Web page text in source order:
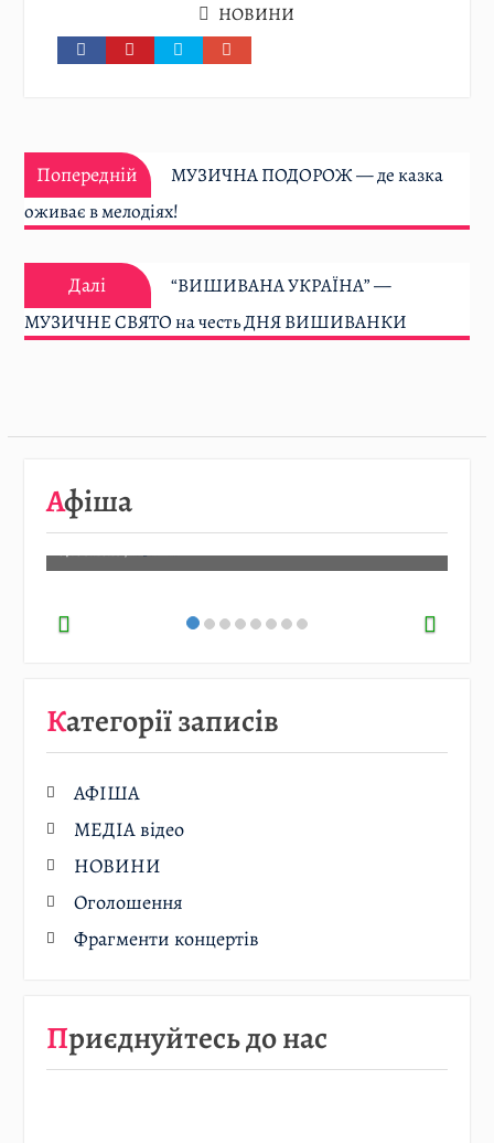
НОВИНИ
Навігація
записів
Попередній Попередній:
МУЗИЧНА ПОДОРОЖ — де казка
оживає в мелодіях!
Далі Далі:
“ВИШИВАНА УКРАЇНА” —
МУЗИЧНЕ СВЯТО на честь ДНЯ ВИШИВАНКИ
Афіша
08.08
Детальніше…
Категорії записів
АФІША
МЕДІА відео
НОВИНИ
Оголошення
Фрагменти концертів
Приєднуйтесь до нас